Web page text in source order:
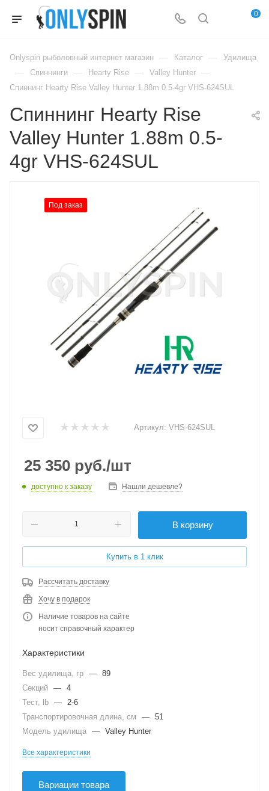
0
Onlyspin рыболовный интернет магазин — Каталог — Удилища
— Спиннинги — Hearty Rise — Valley Hunter —
Спиннинг Hearty Rise Valley Hunter 1.88m 0.5-4gr VHS-624SUL
Спиннинг Hearty Rise
Valley Hunter 1.88m 0.5-
4gr VHS-624SUL
Под заказ
Артикул: VHS-624SUL
25 350 руб./шт
доступно к заказу Нашли дешевле?
В корзину
Купить в 1 клик
Рассчитать доставку
Хочу в подарок
Наличие товаров на сайте
носит справочный характер
Характеристики
Вес удилища, гр — 89
Секций — 4
Тест, lb — 2-6
Транспортировочная длина, см
— 51
Модель удилища — Valley Hunter
Все характеристики
Вариации товара